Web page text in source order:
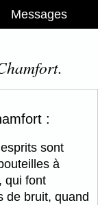
Messages
:
sont
à
qui font
de bruit, quand